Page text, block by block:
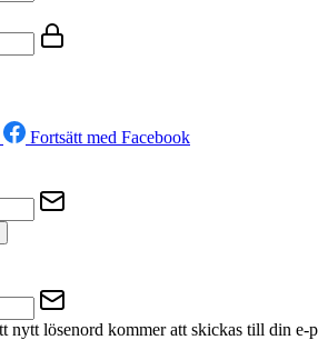
Fortsätt med Facebook
nytt lösenord kommer att skickas till din e-